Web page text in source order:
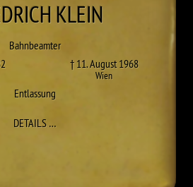
KLEIN
Bahnbeamter
† 11. August 1968
Wien
Entlassung
DETAILS…ZU FRIEDRICH KLEIN